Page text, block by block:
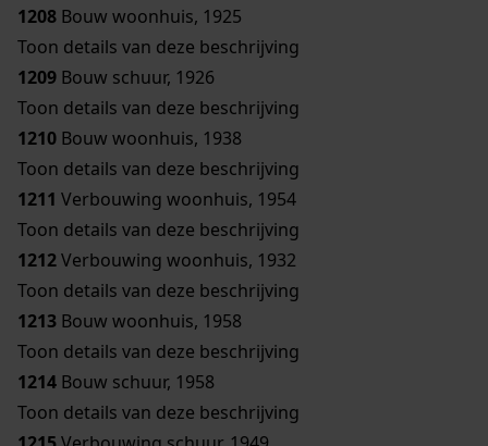
1208 Bouw woonhuis, 1925
Toon details van deze beschrijving
1209 Bouw schuur, 1926
Toon details van deze beschrijving
1210 Bouw woonhuis, 1938
Toon details van deze beschrijving
1211 Verbouwing woonhuis, 1954
Toon details van deze beschrijving
1212Verbouwing woonhuis, 1932
Toon details van deze beschrijving
1213 Bouw woonhuis, 1958
Toon details van deze beschrijving
1214 Bouw schuur, 1958
Toon details van deze beschrijving